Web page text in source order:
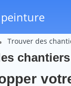
Trouver des